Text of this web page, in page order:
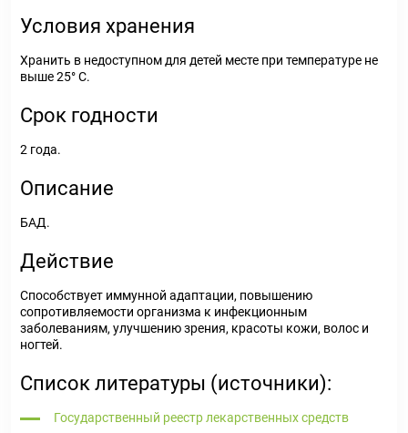
Условия хранения
Хранить в недоступном для детей месте при температуре не
выше 25° С.
Срок годности
2 года.
Описание
БАД.
Действие
Способствует иммунной адаптации, повышению
сопротивляемости организма к инфекционным
заболеваниям, улучшению зрения, красоты кожи, волос и
ногтей.
Список литературы (источники):
Государственный реестр лекарственных средств